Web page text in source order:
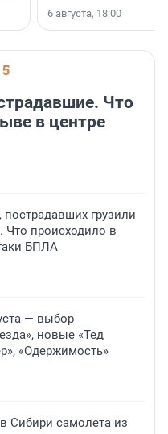
6 августа, 18:00
Что
в центре
грузили
Что происходило в
БПЛА
— выбор
новые «Тед
«Одержимость»
Сибири самолета из